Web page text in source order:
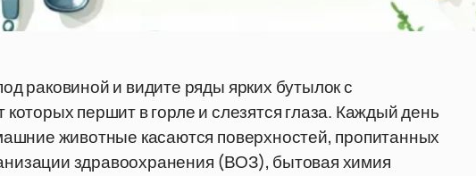
раковиной и видите ряды ярких бутылок с
першит в горле и слезятся глаза. Каждый день
животные касаются поверхностей, пропитанных
здравоохранения (ВОЗ), бытовая химия